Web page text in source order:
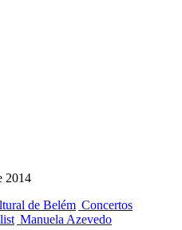
2014
de Belém Concertos
Manuela Azevedo